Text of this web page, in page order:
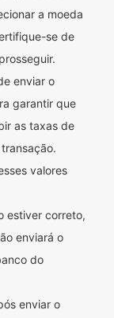
a moeda
se de
enviar o
garantir que
as taxas de
valores
estiver correto,
enviará o
do
enviar o